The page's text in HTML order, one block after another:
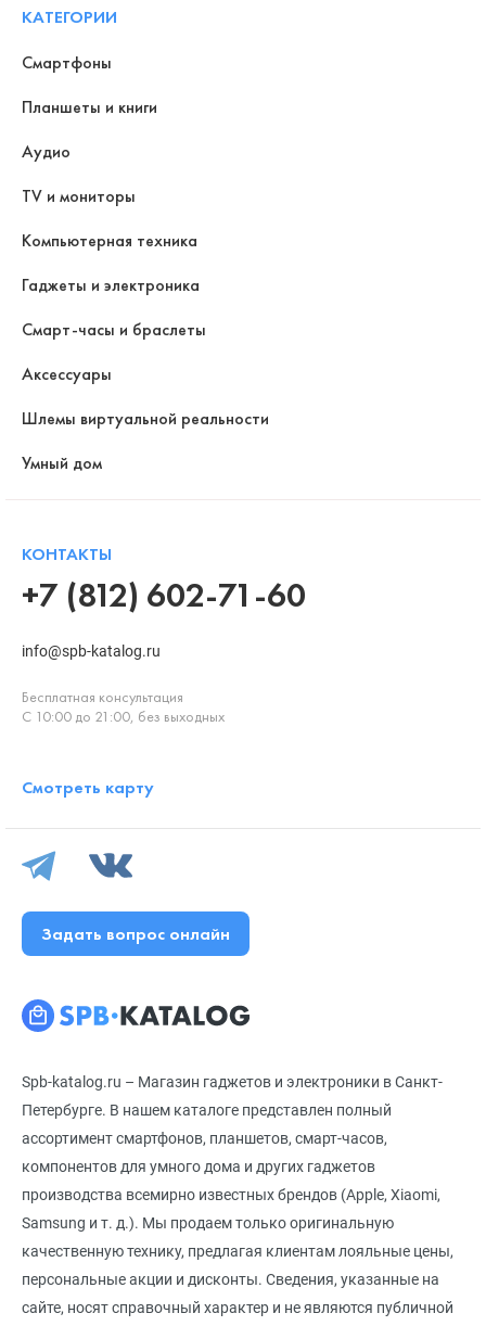
Spb-katalog.ru – Магазин гаджетов и электроники в Санкт-
Петербурге. В нашем каталоге представлен полный
ассортимент смартфонов, планшетов, смарт-часов,
компонентов для умного дома и других гаджетов
производства всемирно известных брендов (Apple, Xiaomi,
Samsung и т. д.). Мы продаем только оригинальную
качественную технику, предлагая клиентам лояльные цены,
персональные акции и дисконты. Сведения, указанные на
сайте, носят справочный характер и не являются публичной
КАТЕГОРИИ
Смартфоны
Планшеты и книги
Аудио
TV и мониторы
Компьютерная техника
Гаджеты и электроника
Смарт-часы и браслеты
Аксессуары
Шлемы виртуальной реальности
Умный дом
КОНТАКТЫ
+7 (812) 602-71-60
info@spb-katalog.ru
Бесплатная консультация
С 10:00 до 21:00, без выходных
Смотреть карту
Задать вопрос онлайн